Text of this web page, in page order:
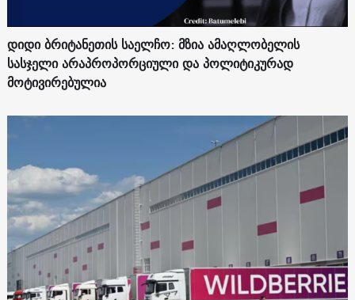
დიდი ბრიტანეთის საელჩო: მზია ამაღლობელის
სასჯელი არაპროპორციული და პოლიტიკურად
მოტივირებულია